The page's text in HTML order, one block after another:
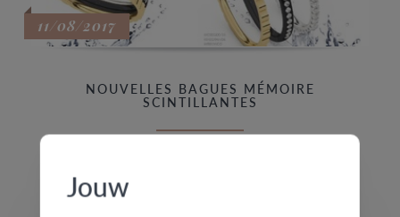
11/08/2017
NOUVELLES BAGUES MÉMOIRE
SCINTILLANTES
raffinées en combinaison avec plusieurs nouvelles bagues
Jouw